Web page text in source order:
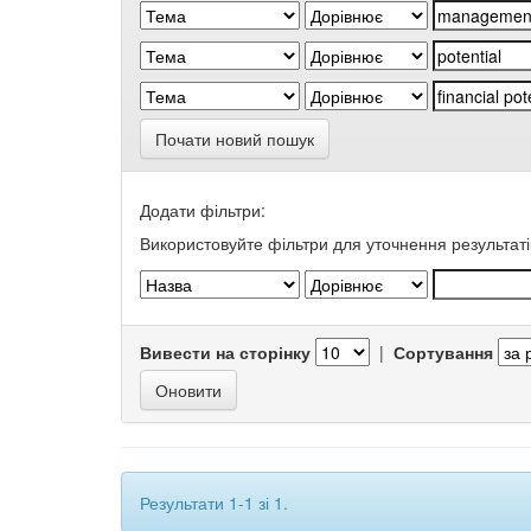
Почати новий пошук
Додати фільтри:
Використовуйте фільтри для уточнення
Вивести на сторінку | Сортування
Результати 1-1 зі 1.